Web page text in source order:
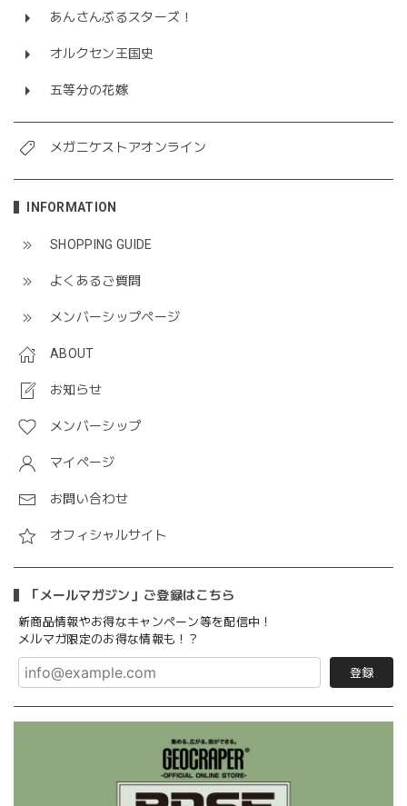
あんさんぶるスターズ！
オルクセン王国史
五等分の花嫁
メガニケストアオンライン
INFORMATION
SHOPPING GUIDE
よくあるご質問
メンバーシップページ
ABOUT
お知らせ
メンバーシップ
マイページ
お問い合わせ
オフィシャルサイト
「メールマガジン」ご登録はこちら
新商品情報やお得なキャンペーン等を配信中！
メルマガ限定のお得な情報も！？
登録